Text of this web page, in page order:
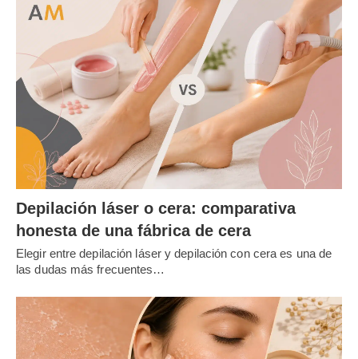
Depilación láser o cera: comparativa
honesta de una fábrica de cera
Elegir entre depilación láser y depilación con cera es una de
las dudas más frecuentes…